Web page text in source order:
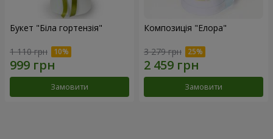
Букет "Біла гортензія"
1 110 грн
Замовити
Композиція "Елора"
3 279 грн
Замовити